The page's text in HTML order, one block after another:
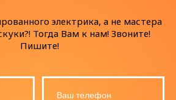
электрика, а не мастера
Тогда Вам к нам! Звоните!
Пишите!